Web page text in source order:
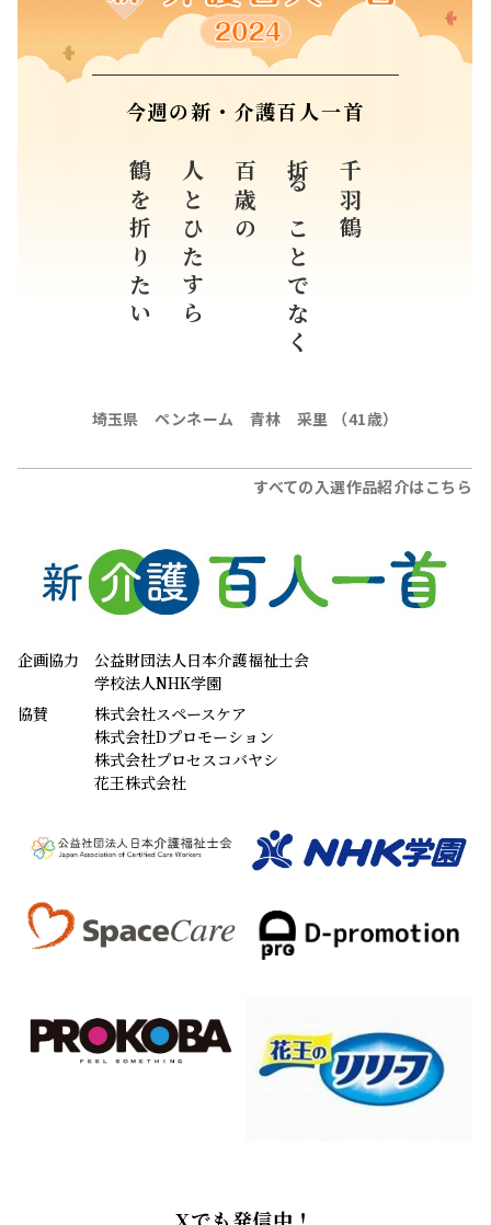
今週の新・介護百人一首
千羽鶴
折ることでなく
百歳の
人とひたすら
鶴を折りたい
埼玉県 ペンネーム 青林 采里 （41歳）
すべての入選作品紹介はこちら
企画協力
公益財団法人日本介護福祉士会
学校法人NHK学園
協賛
株式会社スペースケア
株式会社Dプロモーション
株式会社プロセスコバヤシ
花王株式会社